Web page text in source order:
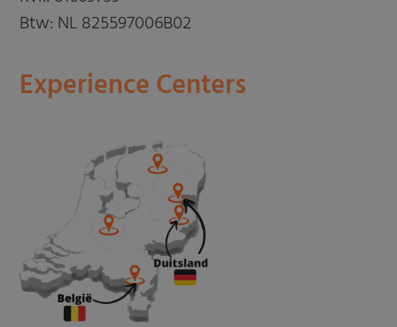
Btw: NL 825597006B02
Experience Centers